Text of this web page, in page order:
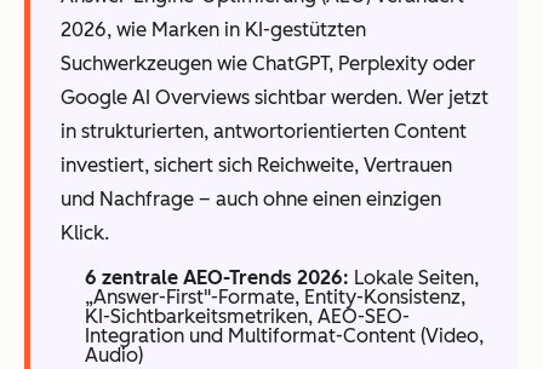
2026, wie Marken in KI-gestützten
Suchwerkzeugen wie ChatGPT, Perplexity oder
Google AI Overviews sichtbar werden. Wer jetzt
in strukturierten, antwortorientierten Content
investiert, sichert sich Reichweite, Vertrauen
und Nachfrage – auch ohne einen einzigen
Klick.
6 zentrale AEO-Trends 2026: Lokale Seiten,
„Answer-First"-Formate, Entity-Konsistenz,
KI-Sichtbarkeitsmetriken, AEO-SEO-
Integration und Multiformat-Content (Video,
Audio)